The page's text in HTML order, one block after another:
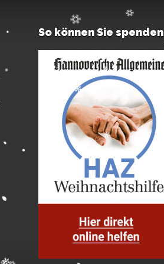
So können Sie spenden